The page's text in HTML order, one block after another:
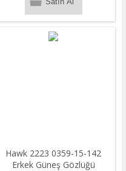
Hawk 2223 0359-15-142
Erkek Güneş Gözlüğü